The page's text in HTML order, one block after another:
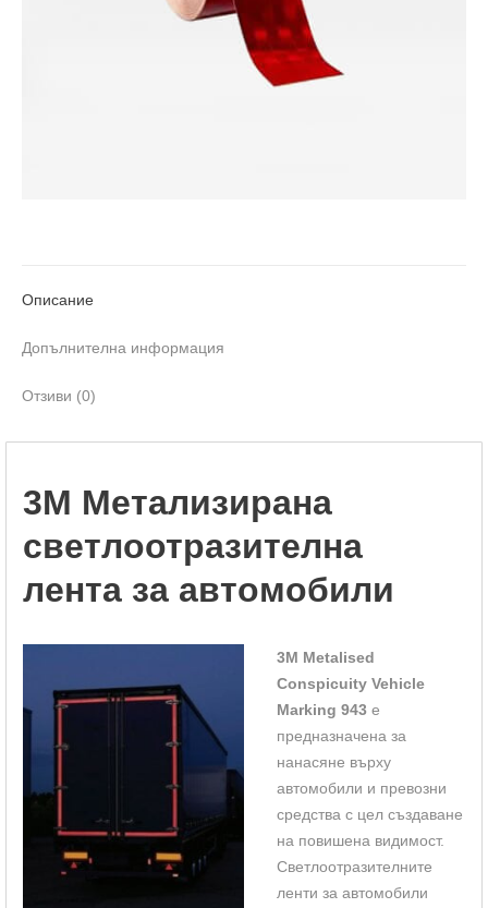
Описание
Допълнителна информация
Отзиви (0)
3M Метализирана
светлоотразителна
лента за автомобили
3M Metalised
Conspicuity Vehicle
Marking 943 е
предназначена за
нанасяне върху
автомобили и превозни
средства с цел създаване
на повишена видимост.
Светлоотразителните
ленти за автомобили